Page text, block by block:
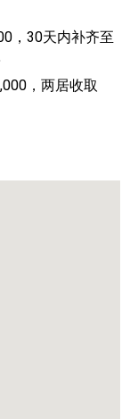
，30天内补齐至
，两居收取